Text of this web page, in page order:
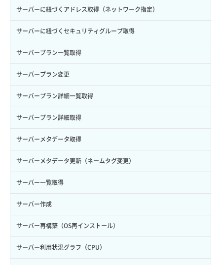
ロールにパーミッションを紐づけ
ロール一覧取得
ロール作成
ロール削除
ロール更新
ロール詳細取得
ボリューム一覧取得
ボリューム作成
ボリューム削除
ボリューム更新
ボリューム詳細一覧取得
ボリューム詳細取得
自動バックアップ有効化
自動バックアップ無効化
サーバーに紐づくアドレス取得（ネットワーク指定）
サーバーに紐づくセキュリティグループ取得
サーバープラン一覧取得
サーバープラン変更
サーバープラン詳細一覧取得
サーバープラン詳細取得
サーバーメタデータ取得
サーバーメタデータ更新（ネームタグ変更）
サーバー一覧取得
サーバー作成
サーバー再構築（OS再インストール）
サーバー利用状況グラフ（CPU）